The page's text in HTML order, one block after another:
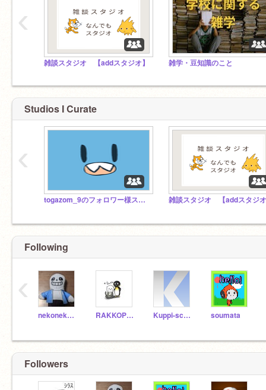
雑談スタジオ 【addスタジオ】 雑学・豆知識のこと
‹
Studios I Curate
togazom_9のフォロワー様スタジオ！ 雑談スタジオ 【addスタジ
‹
Following
nekonekonihonnsi RAKKOPENGIN Kuppi-scratch soumata
‹
Followers